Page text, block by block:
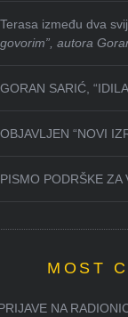
Terasa između dva
govorim”, autora
GORAN SARIĆ,
OBJAVLJEN “NOVI
PISMO PODRŠKE ZA
MOST
NA